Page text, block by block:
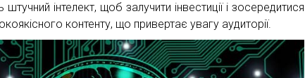
інтелект, щоб залучити інвестиції і зосередитися
контенту, що привертає увагу аудиторії.